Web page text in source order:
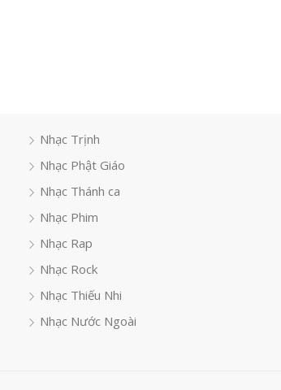
Nhạc Trịnh
Nhạc Phật Giáo
Nhạc Thánh ca
Nhạc Phim
Nhạc Rap
Nhạc Rock
Nhạc Thiếu Nhi
Nhạc Nước Ngoài